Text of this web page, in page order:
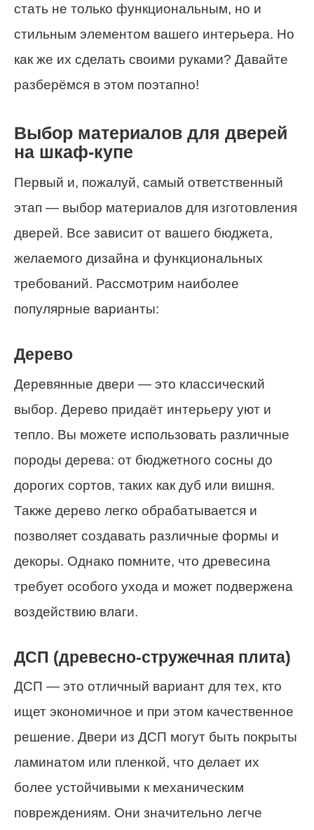
стать не только функциональным, но и
стильным элементом вашего интерьера. Но
как же их сделать своими руками? Давайте
разберёмся в этом поэтапно!
Выбор материалов для дверей
на шкаф-купе
Первый и, пожалуй, самый ответственный
этап — выбор материалов для изготовления
дверей. Все зависит от вашего бюджета,
желаемого дизайна и функциональных
требований. Рассмотрим наиболее
популярные варианты:
Дерево
Деревянные двери — это классический
выбор. Дерево придаёт интерьеру уют и
тепло. Вы можете использовать различные
породы дерева: от бюджетного сосны до
дорогих сортов, таких как дуб или вишня.
Также дерево легко обрабатывается и
позволяет создавать различные формы и
декоры. Однако помните, что древесина
требует особого ухода и может подвержена
воздействию влаги.
ДСП (древесно-стружечная плита)
ДСП — это отличный вариант для тех, кто
ищет экономичное и при этом качественное
решение. Двери из ДСП могут быть покрыты
ламинатом или пленкой, что делает их
более устойчивыми к механическим
повреждениям. Они значительно легче